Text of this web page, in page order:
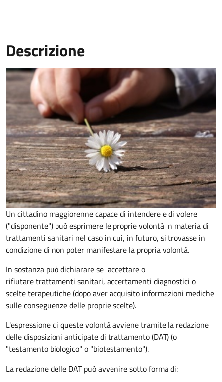
Descrizione
Un cittadino maggiorenne capace di intendere e di volere
("disponente") può esprimere le proprie volontà in materia di
trattamenti sanitari nel caso in cui, in futuro, si trovasse in
condizione di non poter manifestare la propria volontà.
In sostanza può dichiarare se accettare o
rifiutare trattamenti sanitari, accertamenti diagnostici o
scelte terapeutiche (dopo aver acquisito informazioni mediche
sulle conseguenze delle proprie scelte).
L'espressione di queste volontà avviene tramite la redazione
delle disposizioni anticipate di trattamento (DAT) (o
"testamento biologico" o "biotestamento").
La redazione delle DAT può avvenire sotto forma di: